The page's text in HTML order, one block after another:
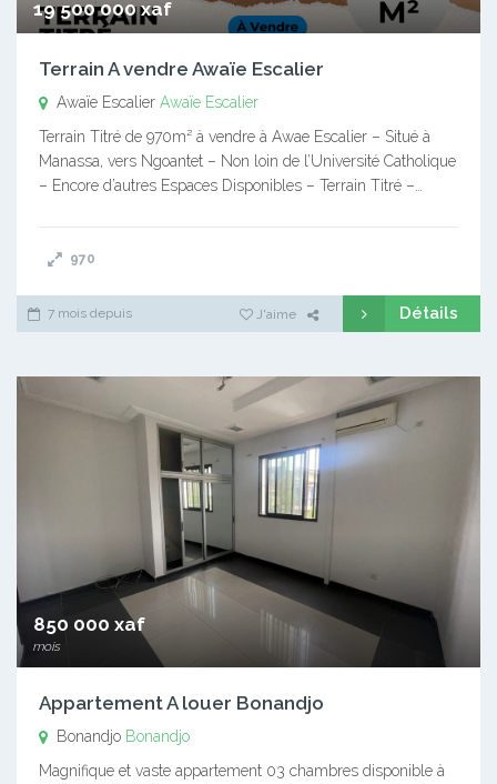
19 500 000 xaf
Terrain A vendre Awaïe Escalier
Awaïe Escalier Awaïe Escalier
Terrain Titré de 970m² à vendre à Awae Escalier – Situé à
Manassa, vers Ngoantet – Non loin de l’Université Catholique
– Encore d’autres Espaces Disponibles – Terrain Titré –…
970
7 mois depuis J'aime Détails
850 000 xaf
mois
Appartement A louer Bonandjo
Bonandjo Bonandjo
Magnifique et vaste appartement 03 chambres disponible à